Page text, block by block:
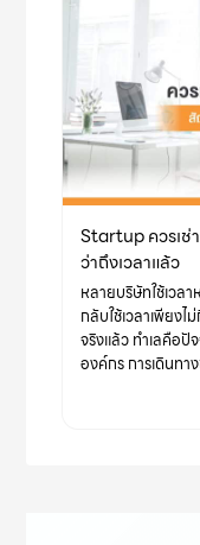
Startup ควรเ
ว่าถึงเวลาแล้ว
หลายบริษัทใช้เวล
กลับใช้เวลาเพียงไ
จริงแล้ว ทำเลคื
องค์กร การเดินท